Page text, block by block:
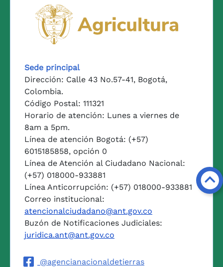
Sede principal
Dirección: Calle 43 No.57-41, Bogotá,
Colombia.
Código Postal: 111321
Horario de atención: Lunes a viernes de
8am a 5pm.
Línea de atención Bogotá: (+57)
6015185858, opción 0
Línea de Atención al Ciudadano Nacional:
(+57) 018000-933881
Línea Anticorrupción: (+57) 018000-933881
Correo institucional:
atencionalciudadano@ant.gov.co
Buzón de Notificaciones Judiciales:
juridica.ant@ant.gov.co
@agencianacionaldetierras